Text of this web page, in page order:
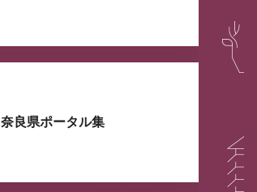
奈良県ポータル集